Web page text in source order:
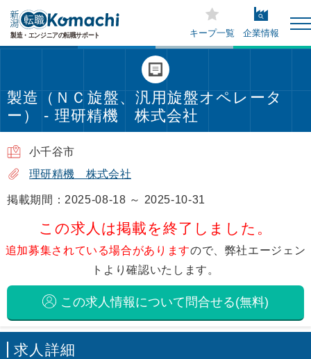
キープ一覧 企業情報
製造（ＮＣ旋盤、汎用旋盤オペレータ
ー） - 理研精機 株式会社
小千谷市
理研精機 株式会社
掲載期間：2025-08-18 ～ 2025-10-31
この求人は掲載を終了しました。
追加募集されている場合がありますので、弊社エージェン
トより確認いたします。
この求人情報について問合せる(無料)
求人詳細